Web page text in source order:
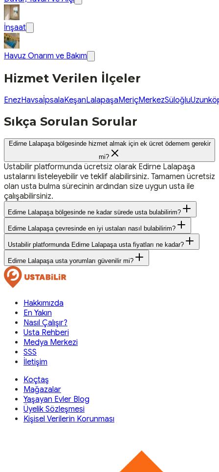
İnşaat
Havuz Onarım ve Bakım
Hizmet Verilen İlçeler
EnezHavsaİpsalaKeşanLalapaşaMeriçMerkezSüloğlu
Sıkça Sorulan Sorular
Edirne Lalapaşa bölgesinde hizmet almak için ek ücret ödemem gerekir
mi?
Ustabilir platformunda ücretsiz olarak Edirne Lalapaşa
ustalarını listeleyebilir ve teklif alabilirsiniz. Tamamen ücretsiz
olan usta bulma sürecinin ardından size uygun usta ile
çalışabilirsiniz.
Edirne Lalapaşa bölgesinde ne kadar sürede usta bulabilirim?
Edirne Lalapaşa çevresinde en iyi ustaları nasıl bulabilirim?
Ustabilir platformunda Edirne Lalapaşa usta fiyatları ne kadar?
Edirne Lalapaşa usta yorumları güvenilir mi?
Hakkımızda
En Yakın
Nasıl Çalışır?
Usta Rehberi
Medya Merkezi
SSS
İletişim
Koçtaş
Mağazalar
Yaşayan Evler Blog
Üyelik Sözleşmesi
Kişisel Verilerin Korunması